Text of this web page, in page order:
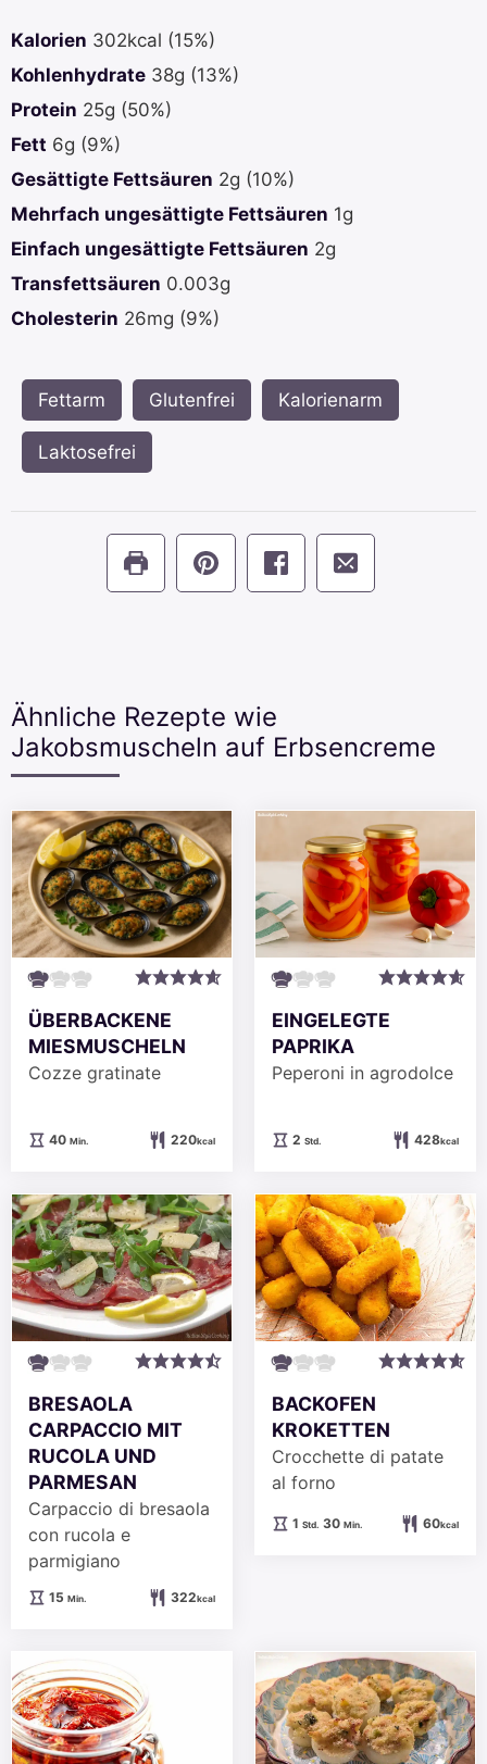
Kalorien 302kcal (15%)
Kohlenhydrate 38g (13%)
Protein 25g (50%)
Fett 6g (9%)
Gesättigte Fettsäuren 2g (10%)
Mehrfach ungesättigte Fettsäuren 1g
Einfach ungesättigte Fettsäuren 2g
Transfettsäuren 0.003g
Cholesterin 26mg (9%)
Fettarm Glutenfrei Kalorienarm
Laktosefrei
Ähnliche Rezepte wie
Jakobsmuscheln auf Erbsencreme
ÜBERBACKENE
MIESMUSCHELN
Cozze gratinate
40Minuten
Min. 220kcal
EINGELEGTE
PAPRIKA
Peperoni in agrodolce
2Stunden
Std. 428kcal
BRESAOLA
CARPACCIO MIT
RUCOLA UND
PARMESAN
Carpaccio di bresaola
con rucola e
parmigiano
15Minuten
Min. 322kcal
BACKOFEN
KROKETTEN
Crocchette di patate
al forno
1Stunde
Std. 30Minuten
Min. 60kcal